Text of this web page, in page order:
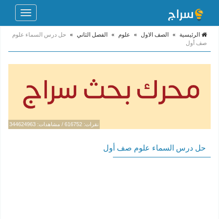
Toggle
الرئيسية » الصف الاول » علوم » الفصل الثاني » حل درس السماء علوم
صف أول
نقرات: 616752 / مشاهدات: 344624963
حل درس السماء علوم صف أول